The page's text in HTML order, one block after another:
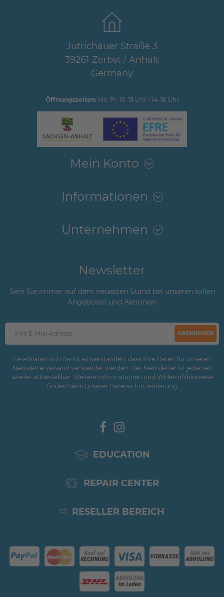
Jütrichauer Straße 3
39261 Zerbst / Anhalt
Germany
Öffnungszeiten:Mo-Fr: 10-13 Uhr / 14-18 Uhr
Mein Konto
Informationen
Unternehmen
Newsletter
Sein Sie immer auf dem neuesten Stand bei unseren tollen
Angeboten und Aktionen.
ABONNIEREN
Sie erklären sich damit einverstanden, dass Ihre Daten für unseren
Newsletterversand verwendet werden. Der Newsletter ist jederzeit
wieder abbestellbar. Weitere Informationen und Widerrufshinweise
finden Sie in unserer Daten­schutz­erklärung
EDUCATION
REPAIR CENTER
RESELLER BEREICH